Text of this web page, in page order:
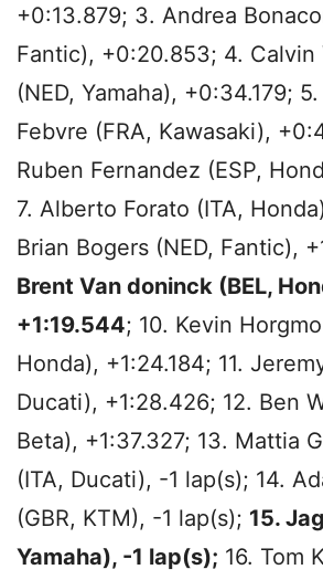
+0:13.879; 3. Andrea
Fantic), +0:20.853; 4. Calvin
(NED, Yamaha), +0:34.179;
Febvre (FRA, Kawasaki),
Ruben Fernandez (ESP,
7. Alberto Forato (ITA,
Brian Bogers (NED, Fantic),
Brent Van doninck (BEL,
+1:19.544; 10. Kevin
Honda), +1:24.184; 11.
Ducati), +1:28.426; 12. Ben
Beta), +1:37.327; 13. Mattia
(ITA, Ducati), -1 lap(s); 14.
(GBR, KTM), -1 lap(s); 15.
Yamaha), -1 lap(s); 16. Tom